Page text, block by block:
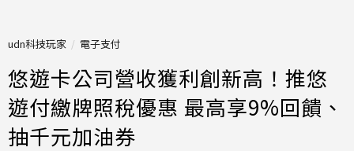
udn科技玩家 電子支付
悠遊卡公司營收獲利創新高！推悠
遊付繳牌照稅優惠 最高享9%回饋、
抽千元加油券